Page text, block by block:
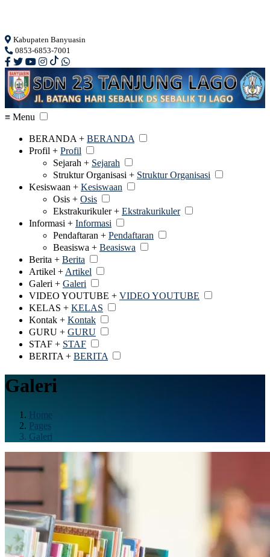
Kabupaten Banyuasin
0853-6853-7001
≡ Menu
BERANDA + BERANDA
Profil + Profil
Sejarah + Sejarah
Struktur Organisasi + Struktur Organisasi
Kesiswaan + Kesiswaan
Osis + Osis
Ekstrakurikuler + Ekstrakurikuler
Informasi + Informasi
Pendaftaran + Pendaftaran
Beasiswa + Beasiswa
Berita + Berita
Artikel + Artikel
Galeri + Galeri
VIDEO YOUTUBE + VIDEO YOUTUBE
KELAS + KELAS
Kontak + Kontak
GURU + GURU
STAF + STAF
BERITA + BERITA
Galeri
Home
Pages
Galeri